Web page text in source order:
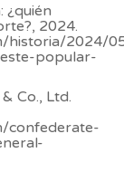
¿quién
2024.
historia/2024/
popular-
Co., Ltd.
confederate-